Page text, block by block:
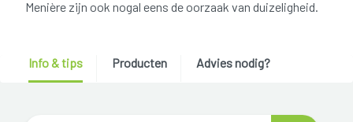
Menière zijn ook nogal eens de oorzaak van duizeligheid.
Info & tips Producten Advies nodig?